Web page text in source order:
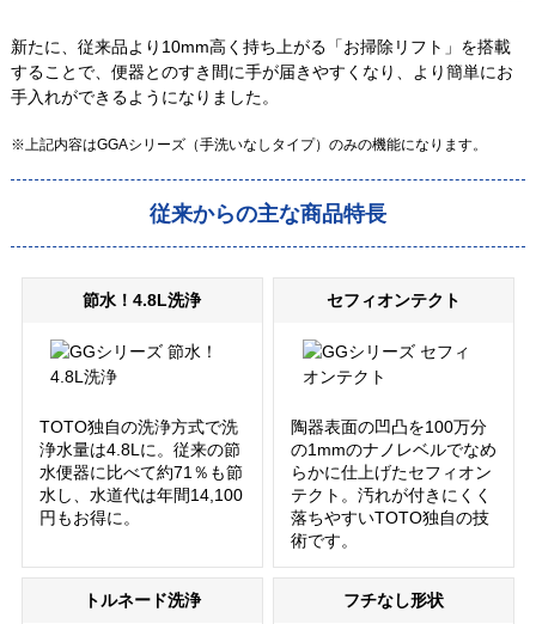
新たに、従来品より10mm高く持ち上がる「お掃除リフト」を搭載
することで、便器とのすき間に手が届きやすくなり、より簡単にお
手入れができるようになりました。
※上記内容はGGAシリーズ（手洗いなしタイプ）のみの機能になります。
従来からの主な商品特長
節水！4.8L洗浄
TOTO独自の洗浄方式で洗
浄水量は4.8Lに。従来の節
水便器に比べて約71％も節
水し、水道代は年間14,100
円もお得に。
セフィオンテクト
陶器表面の凹凸を100万分
の1mmのナノレベルでなめ
らかに仕上げたセフィオン
テクト。汚れが付きにくく
落ちやすいTOTO独自の技
術です。
トルネード洗浄 フチなし形状